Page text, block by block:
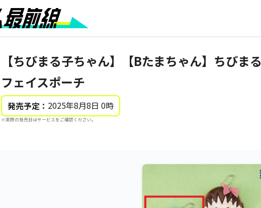
【ちびまる子ちゃん】【Bたまちゃん】ちびま
フェイスポーチ
発売予定： 2025年8月8日 0時
※実際の発売日はサービスをご確認ください。